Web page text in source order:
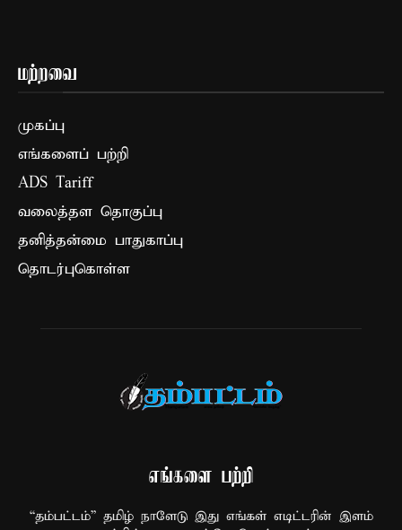
மற்றவை
முகப்பு
எங்களைப் பற்றி
ADS Tariff
வலைத்தள தொகுப்பு
தனித்தன்மை பாதுகாப்பு
தொடர்புகொள்ள
எங்களை பற்றி
“தம்பட்டம்” தமிழ் நாளேடு இது எங்கள் எடிட்டரின் இளம்